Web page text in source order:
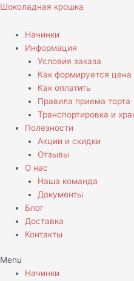
Перейти
содержимому
Шоколадная крошка
Начинки
Информация
Условия заказа
Как формируется цена
Как оплатить
Правила приема торта
Транспортировка и
Полезности
Акции и скидки
Отзывы
О нас
Наша команда
Документы
Блог
Доставка
Контакты
Menu
Начинки
Количество
Бенто
торт
Пеннивайз